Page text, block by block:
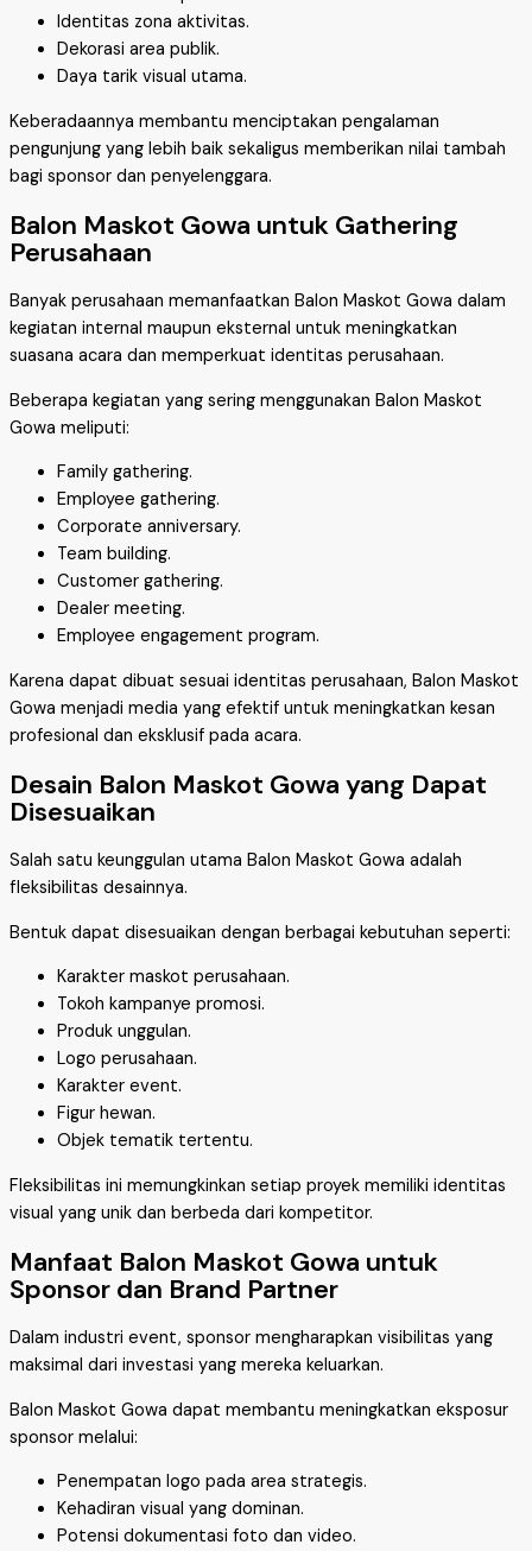
Identitas zona aktivitas.
Dekorasi area publik.
Daya tarik visual utama.
Keberadaannya membantu menciptakan pengalaman
pengunjung yang lebih baik sekaligus memberikan nilai tambah
bagi sponsor dan penyelenggara.
Balon Maskot Gowa untuk Gathering
Perusahaan
Banyak perusahaan memanfaatkan Balon Maskot Gowa dalam
kegiatan internal maupun eksternal untuk meningkatkan
suasana acara dan memperkuat identitas perusahaan.
Beberapa kegiatan yang sering menggunakan Balon Maskot
Gowa meliputi:
Family gathering.
Employee gathering.
Corporate anniversary.
Team building.
Customer gathering.
Dealer meeting.
Employee engagement program.
Karena dapat dibuat sesuai identitas perusahaan, Balon Maskot
Gowa menjadi media yang efektif untuk meningkatkan kesan
profesional dan eksklusif pada acara.
Desain Balon Maskot Gowa yang Dapat
Disesuaikan
Salah satu keunggulan utama Balon Maskot Gowa adalah
fleksibilitas desainnya.
Bentuk dapat disesuaikan dengan berbagai kebutuhan seperti:
Karakter maskot perusahaan.
Tokoh kampanye promosi.
Produk unggulan.
Logo perusahaan.
Karakter event.
Figur hewan.
Objek tematik tertentu.
Fleksibilitas ini memungkinkan setiap proyek memiliki identitas
visual yang unik dan berbeda dari kompetitor.
Manfaat Balon Maskot Gowa untuk
Sponsor dan Brand Partner
Dalam industri event, sponsor mengharapkan visibilitas yang
maksimal dari investasi yang mereka keluarkan.
Balon Maskot Gowa dapat membantu meningkatkan eksposur
sponsor melalui:
Penempatan logo pada area strategis.
Kehadiran visual yang dominan.
Potensi dokumentasi foto dan video.